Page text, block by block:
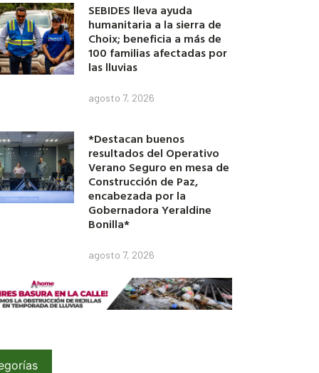
SEBIDES lleva ayuda
humanitaria a la sierra de
Choix; beneficia a más de
100 familias afectadas por
las lluvias
agosto 7, 2026
*Destacan buenos
resultados del Operativo
Verano Seguro en mesa de
Construcción de Paz,
encabezada por la
Gobernadora Yeraldine
Bonilla*
agosto 7, 2026